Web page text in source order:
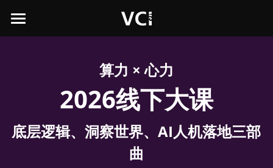
主页
峰值体验三部曲×ABT企业脑决策班
课程介紹
ABT介绍
算力 × 心力
2026线下大课
底层逻辑、洞察世界、AI人机落地三部
曲
商品分类